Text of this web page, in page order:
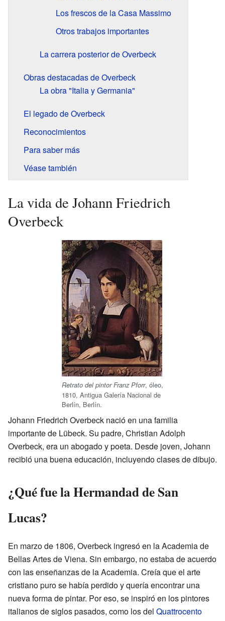
Los frescos de la Casa Massimo
Otros trabajos importantes
La carrera posterior de Overbeck
Obras destacadas de Overbeck
La obra "Italia y Germania"
El legado de Overbeck
Reconocimientos
Para saber más
Véase también
La vida de Johann Friedrich
Overbeck
Retrato del pintor Franz Pforr, óleo,
1810, Antigua Galería Nacional de
Berlín, Berlín.
Johann Friedrich Overbeck nació en una familia
importante de Lübeck. Su padre, Christian Adolph
Overbeck, era un abogado y poeta. Desde joven, Johann
recibió una buena educación, incluyendo clases de dibujo.
¿Qué fue la Hermandad de San
Lucas?
En marzo de 1806, Overbeck ingresó en la Academia de
Bellas Artes de Viena. Sin embargo, no estaba de acuerdo
con las enseñanzas de la Academia. Creía que el arte
cristiano puro se había perdido y quería encontrar una
nueva forma de pintar. Por eso, se inspiró en los pintores
italianos de siglos pasados, como los del Quattrocento